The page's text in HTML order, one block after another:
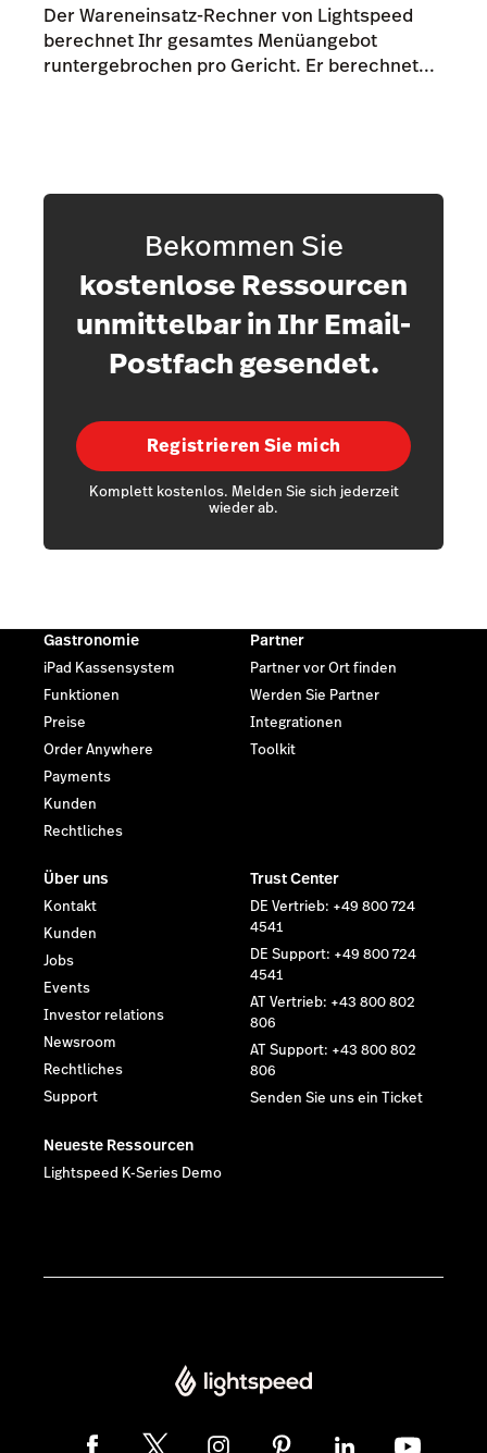
Der Wareneinsatz-Rechner von Lightspeed
berechnet Ihr gesamtes Menüangebot
runtergebrochen pro Gericht. Er berechnet...
Bekommen Sie
kostenlose Ressourcen
unmittelbar in Ihr Email-
Postfach gesendet.
Registrieren Sie mich
Komplett kostenlos. Melden Sie sich jederzeit
wieder ab.
Gastronomie
iPad Kassensystem
Funktionen
Preise
Order Anywhere
Payments
Kunden
Rechtliches
Partner
Partner vor Ort finden
Werden Sie Partner
Integrationen
Toolkit
Über uns
Kontakt
Kunden
Jobs
Events
Investor relations
Newsroom
Rechtliches
Support
Trust Center
DE Vertrieb: +49 800 724
4541
DE Support: +49 800 724
4541
AT Vertrieb: +43 800 802
806
AT Support: +43 800 802
806
Senden Sie uns ein Ticket
Neueste Ressourcen
Lightspeed K-Series Demo